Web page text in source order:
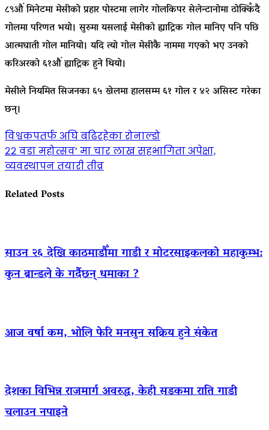
८९औं मिनेटमा मेसीको प्रहार पोस्टमा लागेर गोलकिपर सेलेन्टानोमा ठोक्किँदै
गोलमा परिणत भयो। सुरुमा यसलाई मेसीको ह्याट्रिक गोल मानिए पनि पछि
आत्मघाती गोल मानियो। यदि त्यो गोल मेसीकै नाममा गएको भए उनको
करिअरको ६१औं ह्याट्रिक हुने थियो।
मेसीले नियमित सिजनका ६५ खेलमा हालसम्म ६१ गोल र ४२ असिस्ट गरेका
छन्।
Post
navigation
विश्वकपतर्फ अघि बढिरहेका रोनाल्डो
२२ वडा महोत्सव’ मा चार लाख सहभागिता अपेक्षा,
व्यवस्थापन तयारी तीव्र
Related Posts
साउन २६ देखि काठमाडौँमा गाडी र मोटरसाइकलको महाकुम्भ:
कुन ब्रान्डले के गर्दैछन् धमाका ?
आज वर्षा कम, भोलि फेरि मनसुन सक्रिय हुने संकेत
देशका विभिन्न राजमार्ग अवरुद्ध, केही सडकमा राति गाडी
चलाउन नपाइने